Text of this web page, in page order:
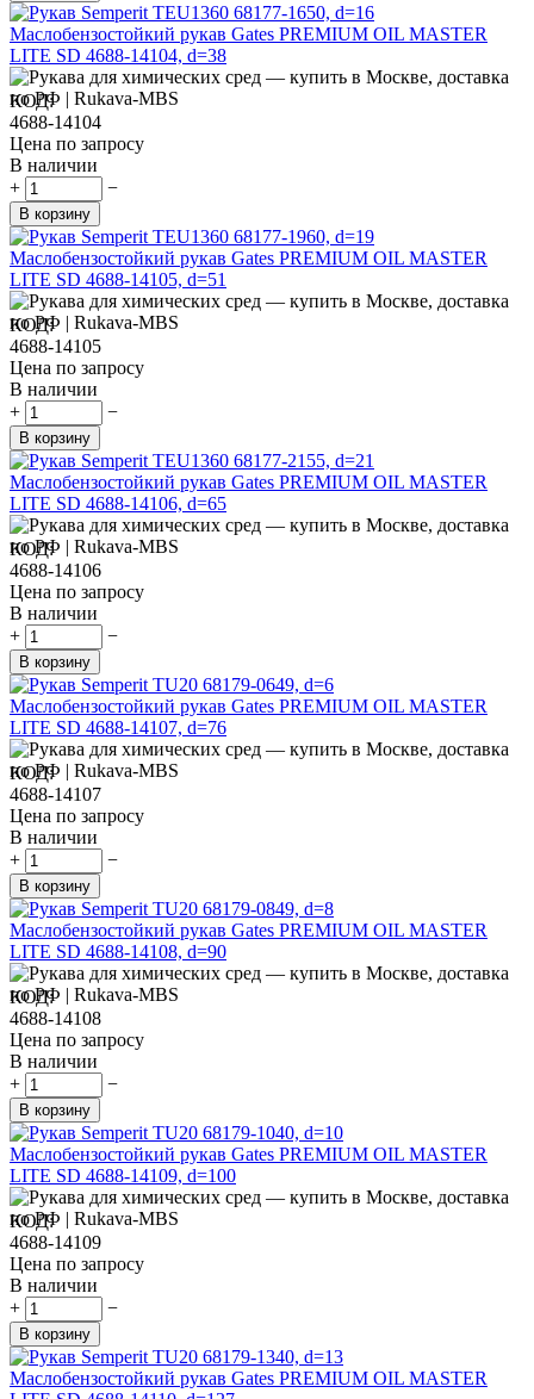
Маслобензостойкий рукав Gates PREMIUM OIL MASTER
LITE SD 4688-14104, d=38
КОД:
4688-14104
Цена по запросу
В наличии
+
−
В корзину
Маслобензостойкий рукав Gates PREMIUM OIL MASTER
LITE SD 4688-14105, d=51
КОД:
4688-14105
Цена по запросу
В наличии
+
−
В корзину
Маслобензостойкий рукав Gates PREMIUM OIL MASTER
LITE SD 4688-14106, d=65
КОД:
4688-14106
Цена по запросу
В наличии
+
−
В корзину
Маслобензостойкий рукав Gates PREMIUM OIL MASTER
LITE SD 4688-14107, d=76
КОД:
4688-14107
Цена по запросу
В наличии
+
−
В корзину
Маслобензостойкий рукав Gates PREMIUM OIL MASTER
LITE SD 4688-14108, d=90
КОД:
4688-14108
Цена по запросу
В наличии
+
−
В корзину
Маслобензостойкий рукав Gates PREMIUM OIL MASTER
LITE SD 4688-14109, d=100
КОД:
4688-14109
Цена по запросу
В наличии
+
−
В корзину
Маслобензостойкий рукав Gates PREMIUM OIL MASTER